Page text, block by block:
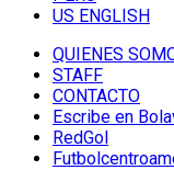
US ENGLISH
QUIENES
STAFF
CONTACTO
Escribe en
RedGol